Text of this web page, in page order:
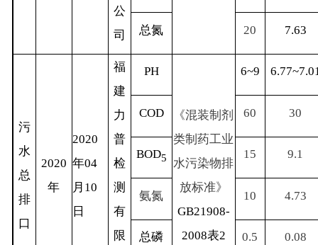
公
司
总氮 20 7.63
污
水
总
排
口
2020
年
2020
年04
月 10
日
福
建
力
普
检
测
有
限
PH
《混装制剂
类制药工业
水污染物排
放标准》
GB21908-
2008表2
6~9
COD 60 30
BOD5 15 9.1
氨氮 10 4.73
总磷 0.5 0.08